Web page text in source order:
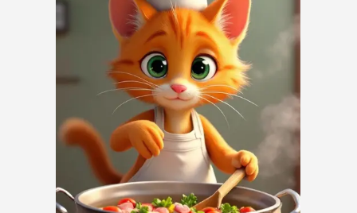
Visa alla verktyg
Avatar Video